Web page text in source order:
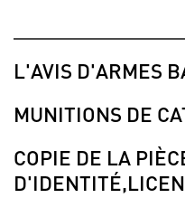
L'AVIS D'ARMES
MUNITIONS DE
COPIE DE LA